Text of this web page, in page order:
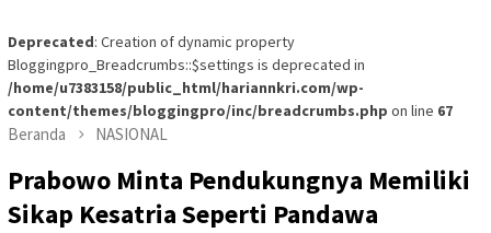
Deprecated: Creation of dynamic property
Bloggingpro_Breadcrumbs::$settings is deprecated in
/home/u7383158/public_html/hariannkri.com/wp-
content/themes/bloggingpro/inc/breadcrumbs.php on line 67
Beranda NASIONAL
Prabowo Minta Pendukungnya Memiliki
Sikap Kesatria Seperti Pandawa